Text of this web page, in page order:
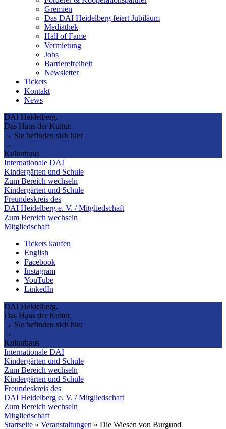
Gremien
Das DAI Heidelberg feiert Jubiläum
Mediathek
Hall of Fame
Vermietung
Jobs
Barrierefreiheit
Newsletter
Tickets
Kontakt
News
DAI Heidelberg.
Das Haus der Kultur.
→ Sie befinden sich hier
→
Kulturhaus
Internationale DAI
Kindergärten und Schule
Zum Bereich wechseln
Kindergärten und Schule
Freundeskreis des
DAI Heidelberg e. V. / Mitgliedschaft
Zum Bereich wechseln
Mitgliedschaft
Tickets kaufen
English
Facebook
Instagram
YouTube
LinkedIn
DAI Heidelberg.
Das Haus der Kultur.
→ Sie befinden sich hier
→
Kulturhaus
Internationale DAI
Kindergärten und Schule
Zum Bereich wechseln
Kindergärten und Schule
Freundeskreis des
DAI Heidelberg e. V. / Mitgliedschaft
Zum Bereich wechseln
Mitgliedschaft
Startseite » Veranstaltungen » Die Wiesen von Burgund